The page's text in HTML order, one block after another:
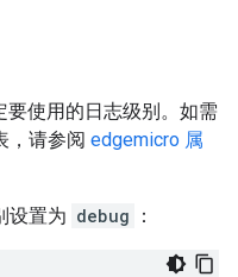
要使用的日志级别。如需
，请参阅 edgemicro 属
设置为 debug ：